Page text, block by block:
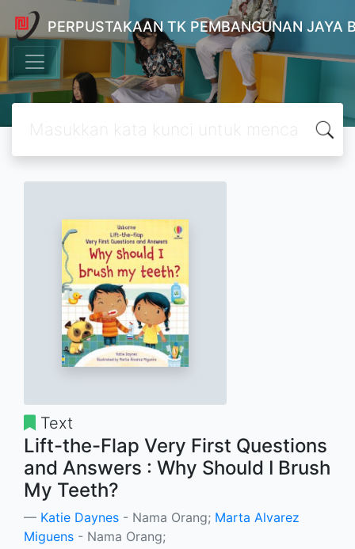
PERPUSTAKAAN TK PEMBANGUNAN JAYA
Text
Lift-the-Flap Very First Questions
and Answers : Why Should I Brush
My Teeth?
Katie Daynes - Nama Orang; Marta Alvarez
Miguens - Nama Orang;